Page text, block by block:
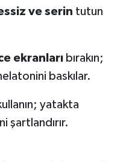
ve serin tutun
ekranlarıbırakın;
baskılar.
yatakta
şartlandırır.